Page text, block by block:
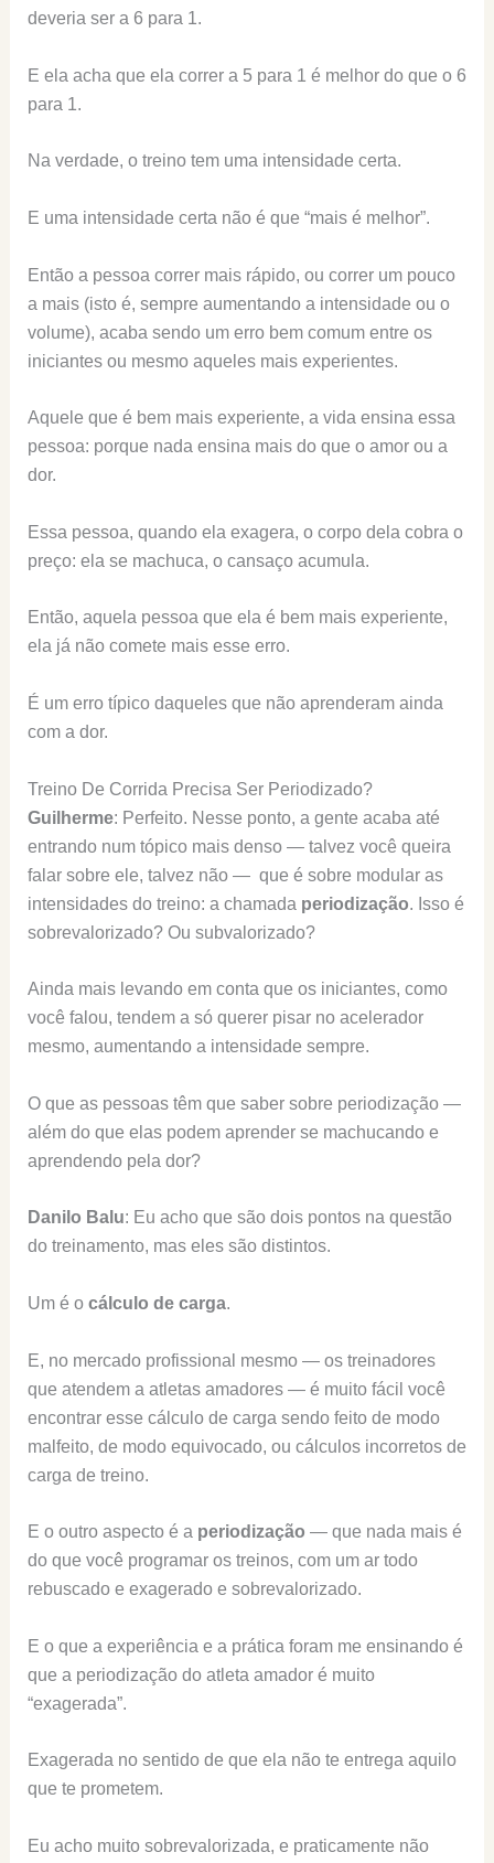
deveria ser a 6 para 1.
E ela acha que ela correr a 5 para 1 é melhor do que o 6
para 1.
Na verdade, o treino tem uma intensidade certa.
E uma intensidade certa não é que “mais é melhor”.
Então a pessoa correr mais rápido, ou correr um pouco
a mais (isto é, sempre aumentando a intensidade ou o
volume), acaba sendo um erro bem comum entre os
iniciantes ou mesmo aqueles mais experientes.
Aquele que é bem mais experiente, a vida ensina essa
pessoa: porque nada ensina mais do que o amor ou a
dor.
Essa pessoa, quando ela exagera, o corpo dela cobra o
preço: ela se machuca, o cansaço acumula.
Então, aquela pessoa que ela é bem mais experiente,
ela já não comete mais esse erro.
É um erro típico daqueles que não aprenderam ainda
com a dor.
Treino De Corrida Precisa Ser Periodizado?
Guilherme: Perfeito. Nesse ponto, a gente acaba até
entrando num tópico mais denso — talvez você queira
falar sobre ele, talvez não — que é sobre modular as
intensidades do treino: a chamada periodização. Isso é
sobrevalorizado? Ou subvalorizado?
Ainda mais levando em conta que os iniciantes, como
você falou, tendem a só querer pisar no acelerador
mesmo, aumentando a intensidade sempre.
O que as pessoas têm que saber sobre periodização —
além do que elas podem aprender se machucando e
aprendendo pela dor?
Danilo Balu: Eu acho que são dois pontos na questão
do treinamento, mas eles são distintos.
Um é o cálculo de carga.
E, no mercado profissional mesmo — os treinadores
que atendem a atletas amadores — é muito fácil você
encontrar esse cálculo de carga sendo feito de modo
malfeito, de modo equivocado, ou cálculos incorretos de
carga de treino.
E o outro aspecto é a periodização — que nada mais é
do que você programar os treinos, com um ar todo
rebuscado e exagerado e sobrevalorizado.
E o que a experiência e a prática foram me ensinando é
que a periodização do atleta amador é muito
“exagerada”.
Exagerada no sentido de que ela não te entrega aquilo
que te prometem.
Eu acho muito sobrevalorizada, e praticamente não